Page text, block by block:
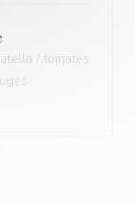
/ tomates